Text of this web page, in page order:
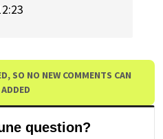
SO NO NEW COMMENTS CAN
question?